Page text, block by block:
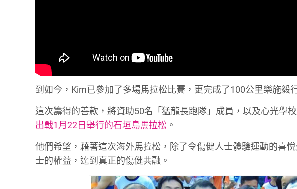
到如今，Kim已參加了多場馬拉松比賽，更完成了100公里樂施毅
這次籌得的善款，將資助50名「猛龍長跑隊」成員，以及心光學
出戰1月22日舉行的石垣島馬拉松 。
他們希望，藉著這次海外馬拉松，除了令傷健人士體驗運動的喜
士的權益，達到真正的傷健共融。